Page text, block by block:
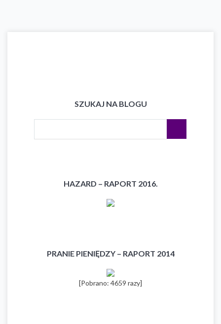
SZUKAJ NA BLOGU
HAZARD – RAPORT 2016.
PRANIE PIENIĘDZY – RAPORT 2014
[Pobrano: 4659 razy]